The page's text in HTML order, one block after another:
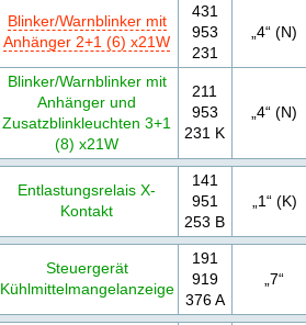
Blinker/Warnblinker mit
Anhänger 2+1 (6) x21W
431
953
231
„4“ (N)
Blinker/Warnblinker mit
Anhänger und
Zusatzblinkleuchten 3+1
(8) x21W
211
953
231 K
„4“ (N)
Entlastungsrelais X-
Kontakt
141
951
253 B
„1“ (K)
Steuergerät
Kühlmittelmangelanzeige
191
919
376 A
„7“